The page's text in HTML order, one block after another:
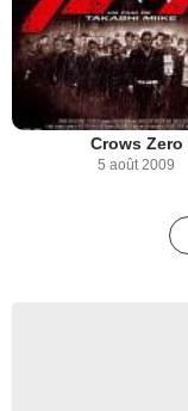
Crows Zero
5 août 2009